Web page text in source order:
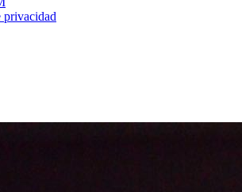
privacidad